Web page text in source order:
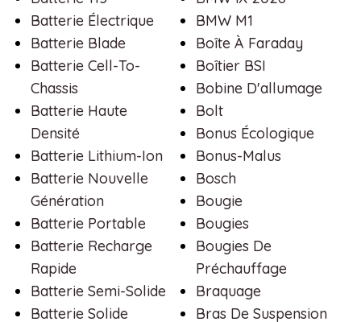
Batterie Électrique
Batterie Blade
Batterie Cell-To-
Chassis
Batterie Haute
Densité
Batterie Lithium-Ion
Batterie Nouvelle
Génération
Batterie Portable
Batterie Recharge
Rapide
Batterie Semi-Solide
Batterie Solide
BMW M1
Boîte À Faraday
Boîtier BSI
Bobine D'allumage
Bolt
Bonus Écologique
Bonus-Malus
Bosch
Bougie
Bougies
Bougies De
Préchauffage
Braquage
Bras De Suspension